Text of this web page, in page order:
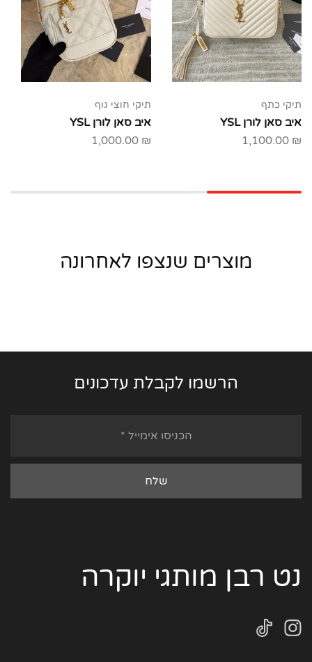
תיקי כתף
איב סאן לורן YSL
1,100.00 ₪
תיקי חוצי גוף
איב סאן לורן YSL
1,000.00 ₪
מוצרים שנצפו לאחרונה
הרשמו לקבלת עדכונים
נט רבן מותגי יוקרה